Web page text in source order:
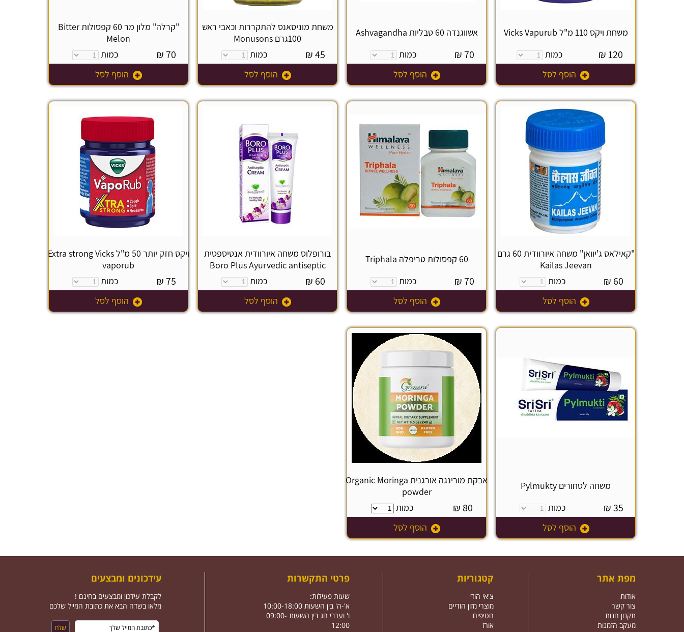
משחת ויקס 110 מ"ל Vicks Vapurub
120
₪
כמות
הוסף לסל
אשווגנדה 60 טבליות Ashvagandha
70
₪
כמות
הוסף לסל
משחת מוניסאנס להתקררות וכאבי ראש
100גרם Monusons
45
₪
כמות
הוסף לסל
"קרלה" מלון מר 60 קפסולות Bitter
Melon
70
₪
כמות
הוסף לסל
"קאילאס ג'יוואן" משחה איורוודית 60 גרם
Kailas Jeevan
60
₪
כמות
הוסף לסל
60 קפסולות טריפלה Triphala
70
₪
כמות
הוסף לסל
בורופלוס משחה איורוודית אנטיספטית
Boro Plus Ayurvedic antiseptic
60
₪
כמות
הוסף לסל
ויקס חזק יותר 50 מ"ל Extra strong Vicks
vaporub
75
₪
כמות
הוסף לסל
משחה לטחורים Pylmukty
35
₪
כמות
הוסף לסל
אבקת מורינגה אורגנית Organic Moringa
powder
80
₪
כמות
הוסף לסל
מפת אתר
אודות
צור קשר
תקנון חנות
מעקב הזמנות
קטגוריות
צ'אי הודי
מוצרי מזון הודיים
חטיפים
אורז
פרטי התקשרות
שעות פעילות:
א'-ה' בין השעות 10:00-18:00
ו' וערבי חג בין השעות 09:00-
12:00
עידכונים ומבצעים
לקבלת עידכון ומבצעים בחינם !
מלאו בשדה הבא את כתובת המייל שלכם